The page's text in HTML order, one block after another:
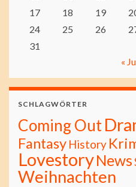
17
18 19
24
25 26
31
«
SCHLAGWÖRTER
Coming Out
Fantasy History
LovestoryNews
Weihnachten